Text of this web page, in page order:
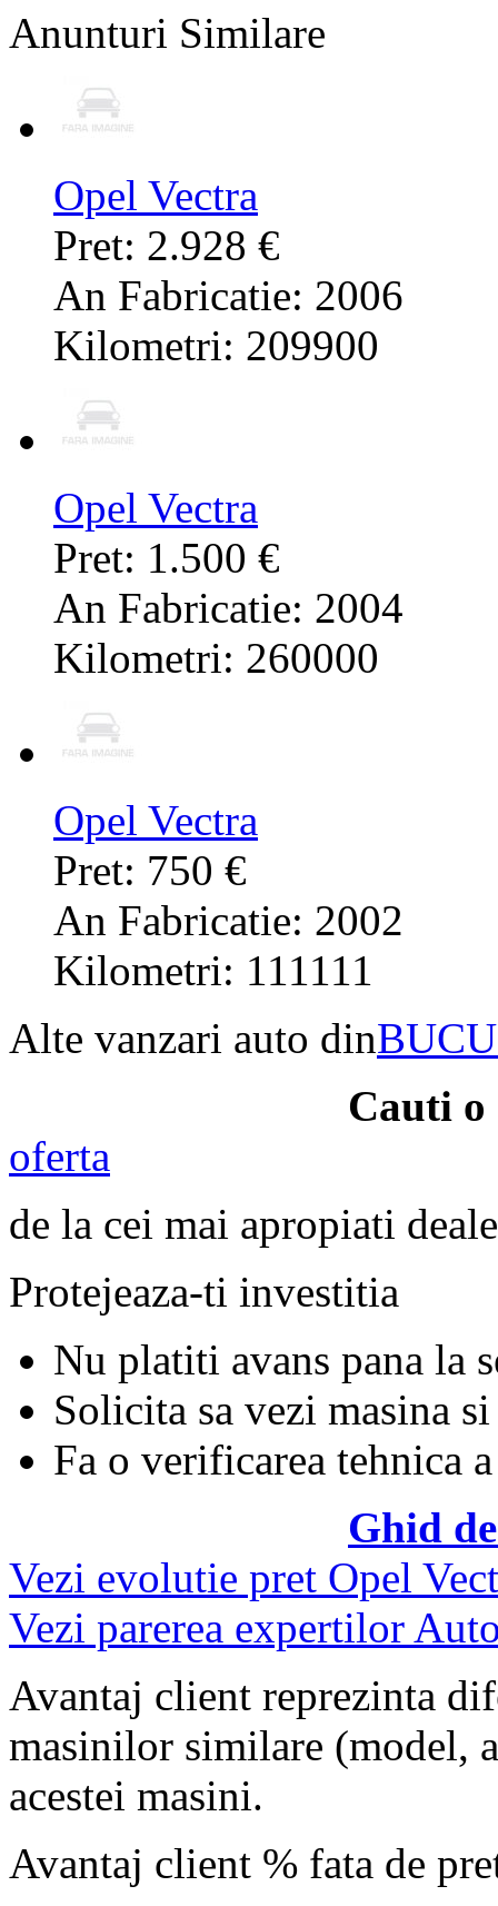
Anunturi Similare
Opel Vectra
Pret: 2.928 €
An Fabricatie: 2006
Kilometri: 209900
Opel Vectra
Pret: 1.500 €
An Fabricatie: 2004
Kilometri: 260000
Opel Vectra
Pret: 750 €
An Fabricatie: 2002
Kilometri: 111111
Alte vanzari auto din
Cauti o
oferta
de la cei mai apropiati
Protejeaza-ti investitia
Nu platiti avans pana la
Solicita sa vezi masina si
Fa o verificarea tehnica
Ghid
Vezi evolutie pret Opel
Vezi parerea expertilor
Avantaj client reprezinta
masinilor similare (model,
acestei masini.
Avantaj client % fata de